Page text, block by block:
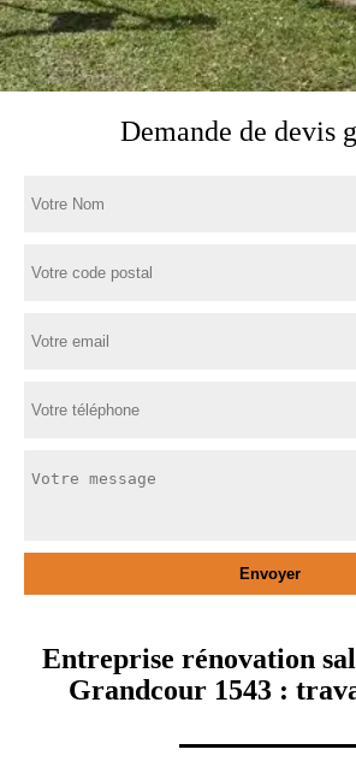
Demande de devis
Entreprise rénovation
Grandcour 1543 :